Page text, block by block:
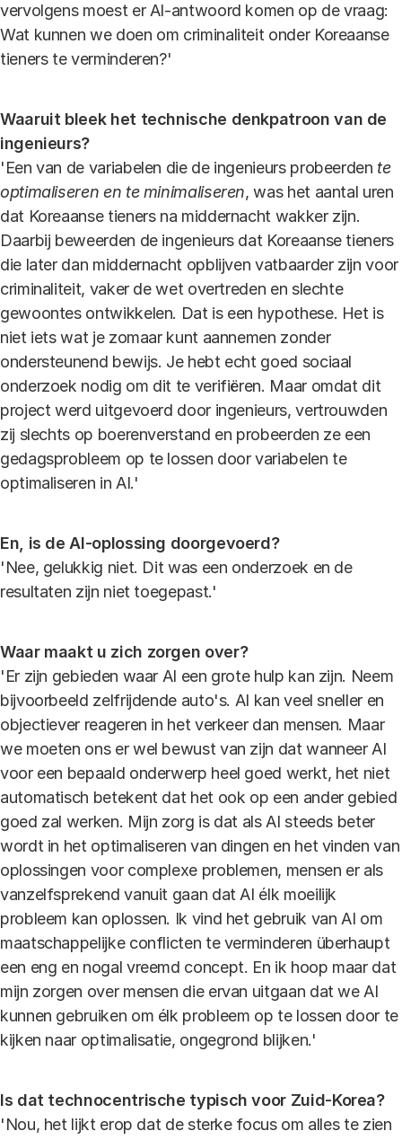
vervolgens moest er AI-antwoord komen op de vraag:
Wat kunnen we doen om criminaliteit onder Koreaanse
tieners te verminderen?'
Waaruit bleek het technische denkpatroon van de
ingenieurs?
'Een van de variabelen die de ingenieurs probeerden te
optimaliseren en te minimaliseren, was het aantal uren
dat Koreaanse tieners na middernacht wakker zijn.
Daarbij beweerden de ingenieurs dat Koreaanse tieners
die later dan middernacht opblijven vatbaarder zijn voor
criminaliteit, vaker de wet overtreden en slechte
gewoontes ontwikkelen. Dat is een hypothese. Het is
niet iets wat je zomaar kunt aannemen zonder
ondersteunend bewijs. Je hebt echt goed sociaal
onderzoek nodig om dit te verifiëren. Maar omdat dit
project werd uitgevoerd door ingenieurs, vertrouwden
zij slechts op boerenverstand en probeerden ze een
gedagsprobleem op te lossen door variabelen te
optimaliseren in AI.'
En, is de AI-oplossing doorgevoerd?
'Nee, gelukkig niet. Dit was een onderzoek en de
resultaten zijn niet toegepast.'
Waar maakt u zich zorgen over?
'Er zijn gebieden waar AI een grote hulp kan zijn. Neem
bijvoorbeeld zelfrijdende auto's. AI kan veel sneller en
objectiever reageren in het verkeer dan mensen. Maar
we moeten ons er wel bewust van zijn dat wanneer AI
voor een bepaald onderwerp heel goed werkt, het niet
automatisch betekent dat het ook op een ander gebied
goed zal werken. Mijn zorg is dat als AI steeds beter
wordt in het optimaliseren van dingen en het vinden van
oplossingen voor complexe problemen, mensen er als
vanzelfsprekend vanuit gaan dat AI élk moeilijk
probleem kan oplossen. Ik vind het gebruik van AI om
maatschappelijke conflicten te verminderen überhaupt
een eng en nogal vreemd concept. En ik hoop maar dat
mijn zorgen over mensen die ervan uitgaan dat we AI
kunnen gebruiken om élk probleem op te lossen door te
kijken naar optimalisatie, ongegrond blijken.'
Is dat technocentrische typisch voor Zuid-Korea?
'Nou, het lijkt erop dat de sterke focus om alles te zien